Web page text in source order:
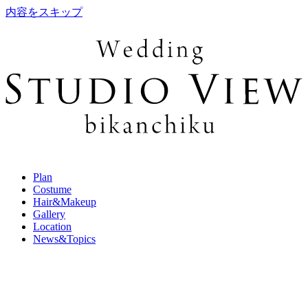
内容をスキップ
Plan
Costume
Hair&Makeup
Gallery
Location
News&Topics